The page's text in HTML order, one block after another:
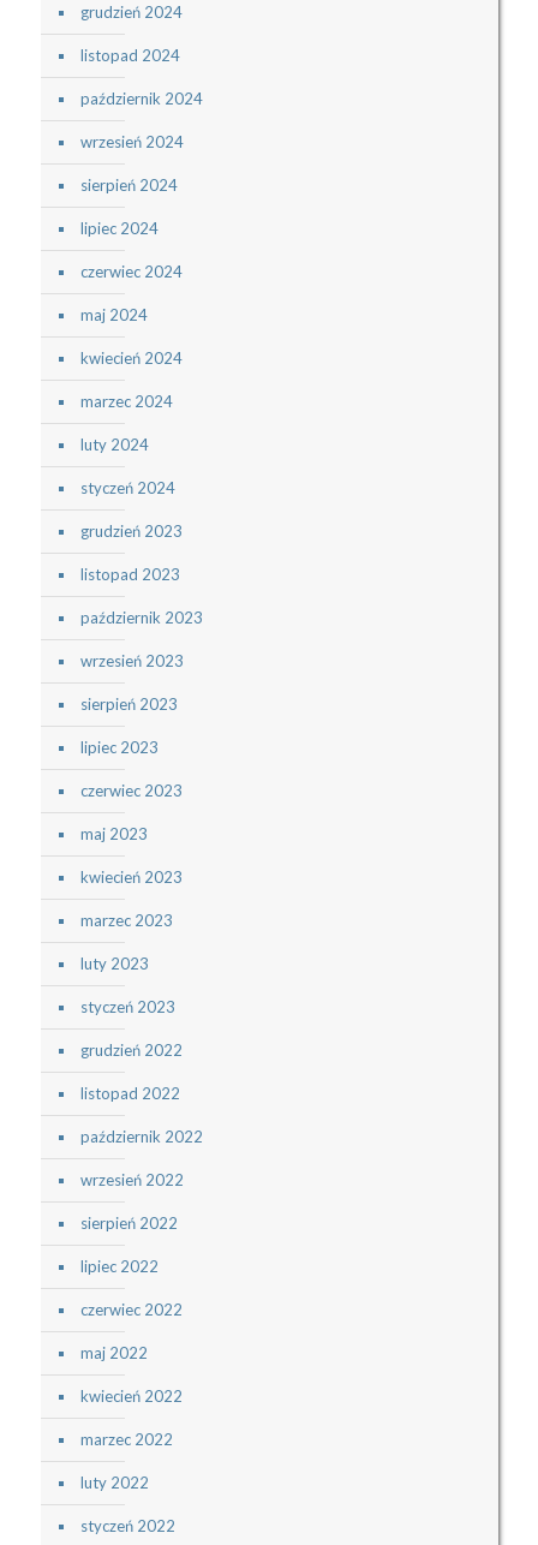
grudzień 2024
listopad 2024
październik 2024
wrzesień 2024
sierpień 2024
lipiec 2024
czerwiec 2024
maj 2024
kwiecień 2024
marzec 2024
luty 2024
styczeń 2024
grudzień 2023
listopad 2023
październik 2023
wrzesień 2023
sierpień 2023
lipiec 2023
czerwiec 2023
maj 2023
kwiecień 2023
marzec 2023
luty 2023
styczeń 2023
grudzień 2022
listopad 2022
październik 2022
wrzesień 2022
sierpień 2022
lipiec 2022
czerwiec 2022
maj 2022
kwiecień 2022
marzec 2022
luty 2022
styczeń 2022